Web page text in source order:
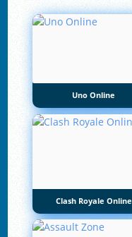
Uno Online
Clash Royale Online